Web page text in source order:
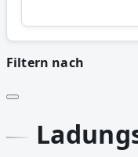
Filtern nach